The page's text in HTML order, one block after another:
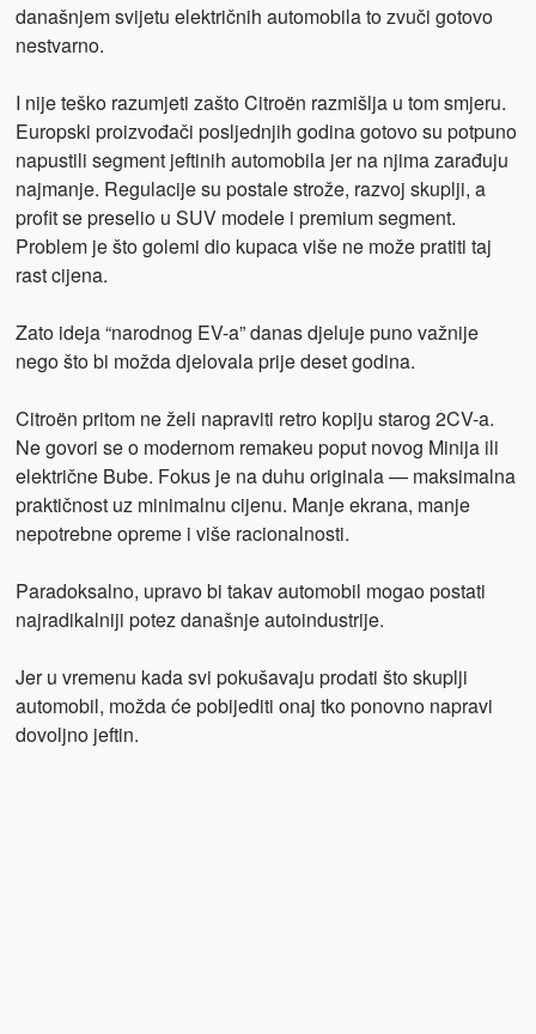
današnjem svijetu električnih automobila to zvuči gotovo
nestvarno.
I nije teško razumjeti zašto Citroën razmišlja u tom smjeru.
Europski proizvođači posljednjih godina gotovo su potpuno
napustili segment jeftinih automobila jer na njima zarađuju
najmanje. Regulacije su postale strože, razvoj skuplji, a
profit se preselio u SUV modele i premium segment.
Problem je što golemi dio kupaca više ne može pratiti taj
rast cijena.
Zato ideja “narodnog EV-a” danas djeluje puno važnije
nego što bi možda djelovala prije deset godina.
Citroën pritom ne želi napraviti retro kopiju starog 2CV-a.
Ne govori se o modernom remakeu poput novog Minija ili
električne Bube. Fokus je na duhu originala — maksimalna
praktičnost uz minimalnu cijenu. Manje ekrana, manje
nepotrebne opreme i više racionalnosti.
Paradoksalno, upravo bi takav automobil mogao postati
najradikalniji potez današnje autoindustrije.
Jer u vremenu kada svi pokušavaju prodati što skuplji
automobil, možda će pobijediti onaj tko ponovno napravi
dovoljno jeftin.